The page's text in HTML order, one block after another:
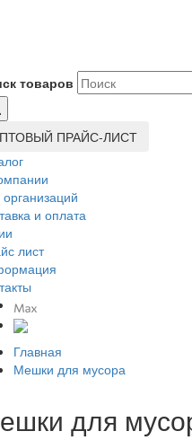
товаров
ПРАЙС-ЛИСТ
и оплата
лист
Главная
Мешки для мусора
для